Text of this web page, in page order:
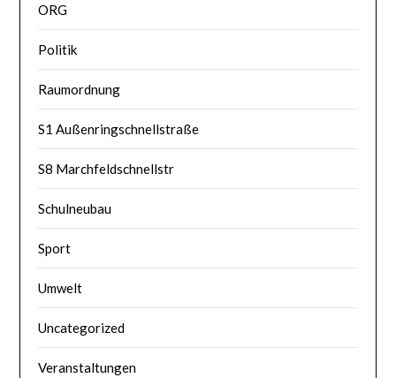
ORG
Politik
Raumordnung
S1 Außenringschnellstraße
S8 Marchfeldschnellstr
Schulneubau
Sport
Umwelt
Uncategorized
Veranstaltungen